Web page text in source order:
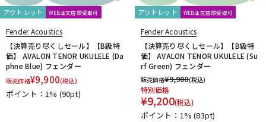
アウトレット WEB注文店頭受取可
Fender Acoustics
【決算売り尽くしセール】【B級特
価】 AVALON TENOR UKULELE (Da
phne Blue) フェンダー
販売価格¥9,900(税込)
ポイント：1% (90pt)
アウトレット WEB注文店頭受取可
Fender Acoustics
【決算売り尽くしセール】【B級特
価】 AVALON TENOR UKULELE (Su
rf Green) フェンダー
販売価格¥9,900(税込)
特別価格
¥9,200(税込)
ポイント：1%(83pt)